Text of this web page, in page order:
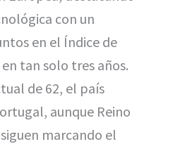
con un
en el Índice de
tan solo tres años.
de 62, el país
aunque Reino
marcando el